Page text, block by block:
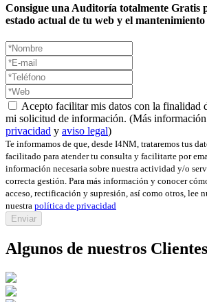
Consigue una Auditoría totalmente Gratis
estado actual de tu web y el
Acepto facilitar mis datos con la finalidad
mi solicitud de información. (Más
privacidad y aviso legal)
Te informamos de que, desde I4NM, trataremos tus
facilitado para atender tu consulta y facilitarte por
información necesaria sobre nuestra actividad y/o
correcta gestión. Para más información y conocer
acceso, rectificación y supresión, así como otros, lee
nuestra política de privacidad
Enviar
Algunos de nuestros Clientes